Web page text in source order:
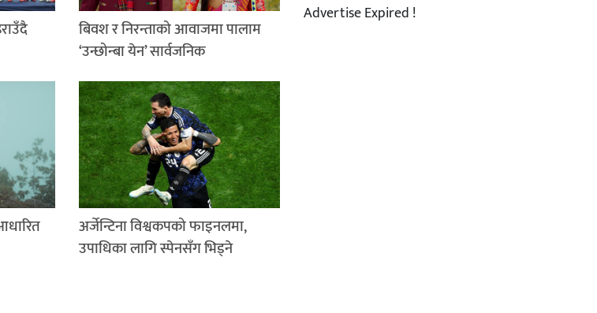
बिवश र निरन्ताको आवाजमा पालाम
‘उन्छोन्बा येन’ सार्वजनिक
अर्जेन्टिना विश्वकपको फाइनलमा,
उपाधिका लागि स्पेनसँग भिड्ने
Advertise Expired !